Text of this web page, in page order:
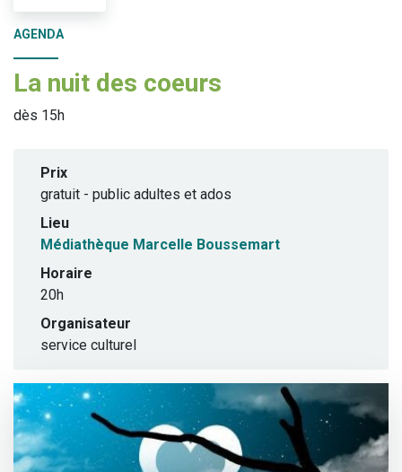
AGENDA
La nuit des coeurs
dès 15h
Prix
gratuit - public adultes et ados
Lieu
Médiathèque Marcelle Boussemart
Horaire
20h
Organisateur
service culturel